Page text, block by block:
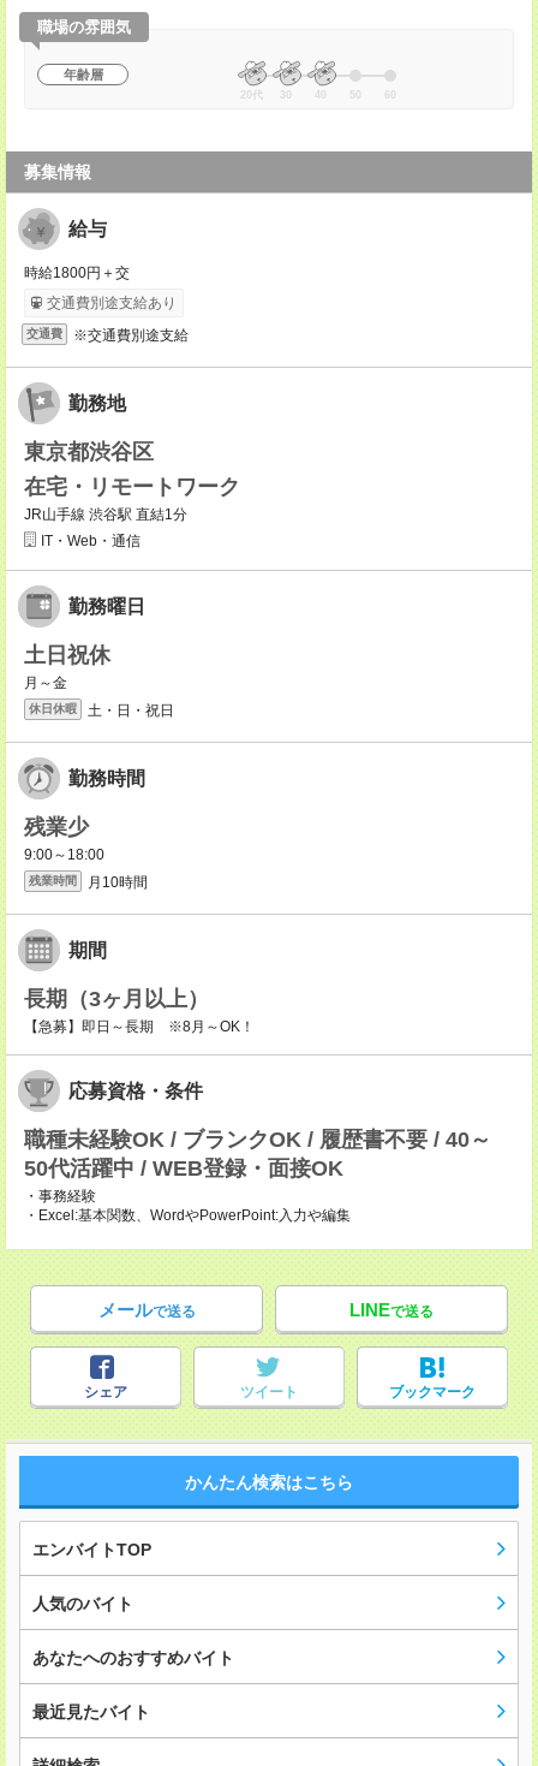
職場の雰囲気
年齢層
20代 30 40 50 60
募集情報
給与
時給1800円＋交
交通費別途支給あり
交通費 ※交通費別途支給
勤務地
東京都渋谷区
在宅・リモートワーク
JR山手線 渋谷駅 直結1分
IT・Web・通信
勤務曜日
土日祝休
月～金
休日休暇 土・日・祝日
勤務時間
残業少
9:00～18:00
残業時間 月10時間
期間
長期（3ヶ月以上）
【急募】即日～長期 ※8月～OK！
応募資格・条件
職種未経験OK / ブランクOK / 履歴書不要 / 40～
50代活躍中 / WEB登録・面接OK
・事務経験
・Excel:基本関数、WordやPowerPoint:入力や編集
メールで送る LINEで送る
シェア ツイート ブックマーク
かんたん検索はこちら
エンバイトTOP
人気のバイト
あなたへのおすすめバイト
最近見たバイト